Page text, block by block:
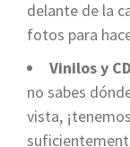
delante de la
fotos para
Vinilos y
no sabes
vista,